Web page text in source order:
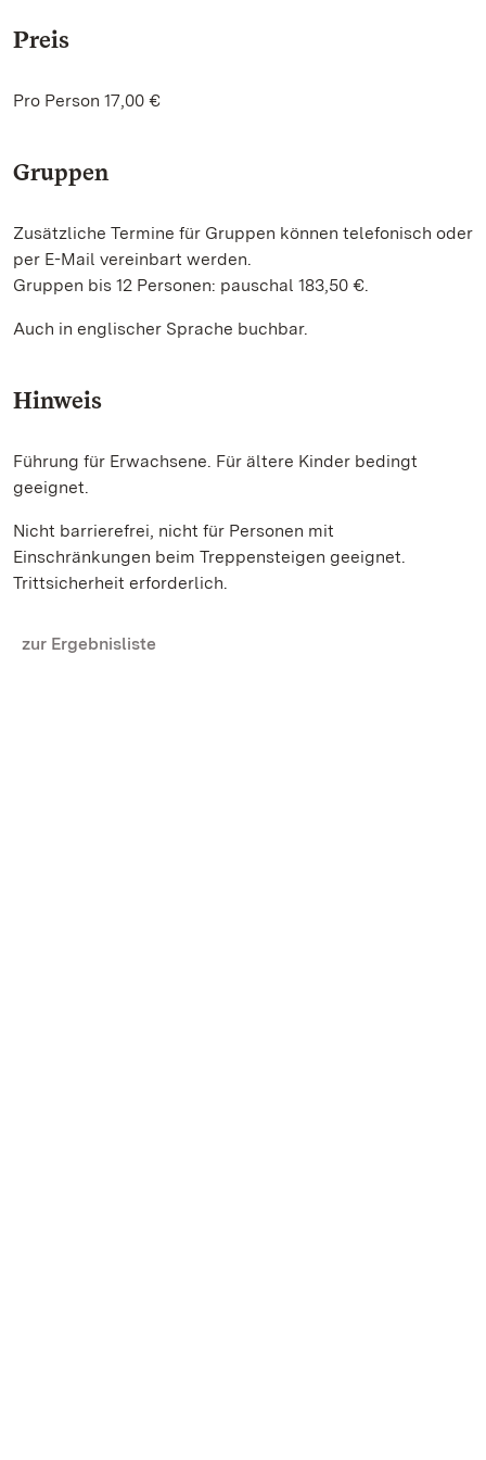
Preis
Pro Person 17,00 €
Gruppen
Zusätzliche Termine für Gruppen können telefonisch oder
per E-Mail vereinbart werden.
Gruppen bis 12 Personen: pauschal 183,50 €.
Auch in englischer Sprache buchbar.
Hinweis
Führung für Erwachsene. Für ältere Kinder bedingt
geeignet.
Nicht barrierefrei, nicht für Personen mit
Einschränkungen beim Treppensteigen geeignet.
Trittsicherheit erforderlich.
zur Ergebnisliste